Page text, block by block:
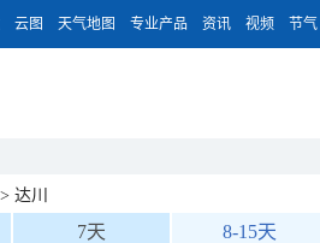
云图 天气地图 专业产品 资讯 视频 节气
> 达川
7天 8-15天